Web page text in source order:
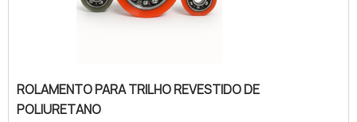
solventes como.
ROLAMENTO PARA TRILHO REVESTIDO DE
POLIURETANO